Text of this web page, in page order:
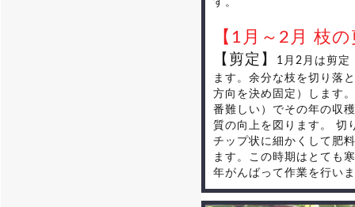
【1月～2月 枝
【剪定】
1月2月は剪定
ます。余分な枝を切り落
方向を決め固定）します
番難しい）でその年の収
質の向上を図ります。 切
チップ状に細かくして肥
ます。この時期はとても
年がんばって作業を行い